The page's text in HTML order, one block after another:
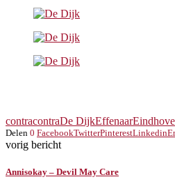
contracontraDe DijkEffenaar
Delen 0 FacebookTwitterPinterestLinkedin
vorig bericht
Annisokay – Devil May Care